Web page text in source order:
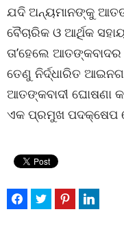
ଯଦି ଅନ୍ୟମାନଙ୍କୁ
ବୈଚାରିକ ଓ ଆର୍ଥିକ
ତା’ହେଲେ
ତେଣୁ ନିର୍ଦ୍ଧାରିତ
ଆତଙ୍କବାଦୀ ଘୋଷଣା
ଏକ ପ୍ରମୁଖ ପଦକ୍ଷେପ